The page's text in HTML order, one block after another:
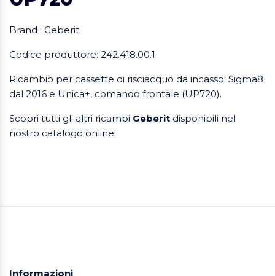
Brand : Geberit
Codice produttore: 242.418.00.1
Ricambio per cassette di risciacquo da incasso: Sigma8
dal 2016 e Unica+, comando frontale (UP720).
Scopri tutti gli altri ricambi Geberit disponibili nel
nostro catalogo online!
Informazioni